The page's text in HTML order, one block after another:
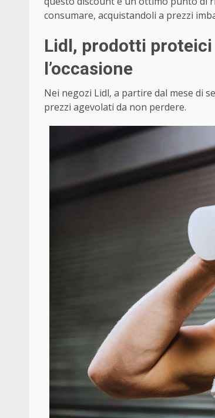
consumare, acquistandoli a prezzi
Lidl, prodotti
l’occasione
Nei negozi Lidl, a partire dal mese di
prezzi agevolati da non perdere.